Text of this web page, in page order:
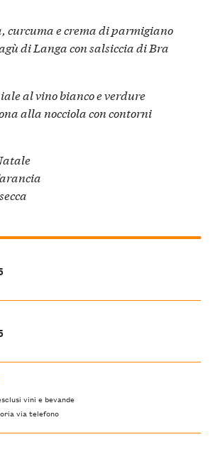
curcuma e crema di parmigiano
di Langa con salsiccia di Bra
al vino bianco e verdure
alla nocciola con contorni
vini e bevande
via telefono